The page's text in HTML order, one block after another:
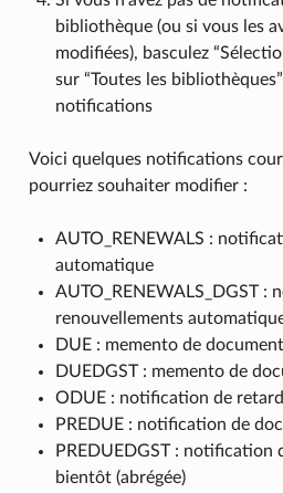
bibliothèque (ou si vous les
modifiées), basculez
sur “Toutes les
notifications
Voici quelques notifications
pourriez souhaiter modifier :
AUTO_RENEWALS :
automatique
AUTO_RENEWALS_DGST :
renouvellements
DUE : memento de
DUEDGST : memento de
ODUE : notification de retard
PREDUE : notification de
PREDUEDGST : notification
bientôt (abrégée)